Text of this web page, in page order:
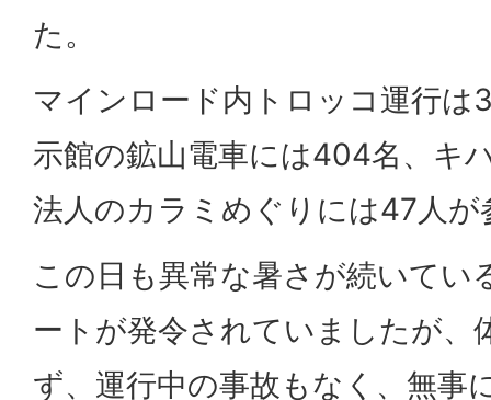
た。
マインロード内トロッコ運行は
示館の鉱山電車には404名、キ
法人のカラミめぐりには47人が
この日も異常な暑さが続いてい
ートが発令されていましたが、
ず、運行中の事故もなく、無事